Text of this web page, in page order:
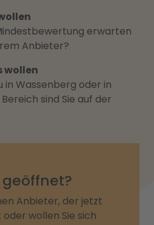
erwarten
Anbieter?
wollen
in Wassenberg oder in
sind Sie auf der
Anbieter, der jetzt
wollen Sie sich